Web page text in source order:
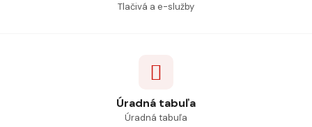
Tlačivá a e-služby
Úradná tabuľa
Úradná tabuľa